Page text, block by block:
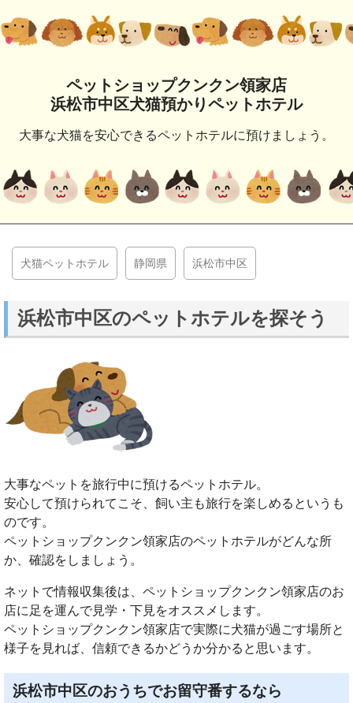
ペットショップクンクン領家店
浜松市中区犬猫預かりペットホテル
大事な犬猫を安心できるペットホテルに預けましょう。
犬猫ペットホテル 静岡県 浜松市中区
浜松市中区のペットホテルを探そう
大事なペットを旅行中に預けるペットホテル。
安心して預けられてこそ、飼い主も旅行を楽しめるというも
のです。
ペットショップクンクン領家店のペットホテルがどんな所
か、確認をしましょう。
ネットで情報収集後は、ペットショップクンクン領家店のお
店に足を運んで見学・下見をオススメします。
ペットショップクンクン領家店で実際に犬猫が過ごす場所と
様子を見れば、信頼できるかどうか分かると思います。
浜松市中区のおうちでお留守番するなら